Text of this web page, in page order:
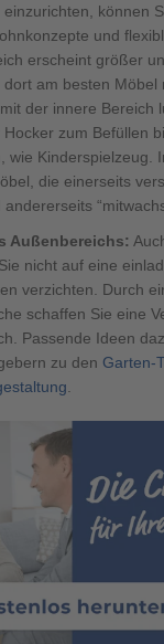
können
und
erscheint größer
am besten Möbel
der innere Bereich
zum Befüllen
wie Kinderspielzeug.
die einerseits
Außenbereichs:
nicht auf eine
verzichten. Durch
schaffen Sie eine
Passende Ideen
zu den Garten-